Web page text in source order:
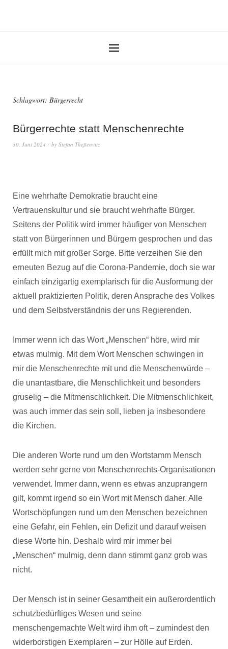
Schlagwort: Bürgerrecht
Bürgerrechte statt Menschenrechte
30. Juni 2024 by Stefan Theßenvitz
Eine wehrhafte Demokratie braucht eine
Vertrauenskultur und sie braucht wehrhafte Bürger.
Seitens der Politik wird immer häufiger von Menschen
statt von Bürgerinnen und Bürgern gesprochen und das
erfüllt mich mit großer Sorge. Bitte verzeihen Sie den
erneuten Bezug auf die Corona-Pandemie, doch sie war
einfach einzigartig exemplarisch für die Ausformung der
aktuell praktizierten Politik, deren Ansprache des Volkes
und dem Selbstverständnis der uns Regierenden.
Immer wenn ich das Wort „Menschen“ höre, wird mir
etwas mulmig. Mit dem Wort Menschen schwingen in
mir die Menschenrechte mit und die Menschenwürde –
die unantastbare, die Menschlichkeit und besonders
gruselig – die Mitmenschlichkeit. Die Mitmenschlichkeit,
was auch immer das sein soll, lieben ja insbesondere
die Kirchen.
Die anderen Worte rund um den Wortstamm Mensch
werden sehr gerne von Menschenrechts-Organisationen
verwendet. Immer dann, wenn es etwas anzuprangern
gilt, kommt irgend so ein Wort mit Mensch daher. Alle
Wortschöpfungen rund um den Menschen bezeichnen
eine Gefahr, ein Fehlen, ein Defizit und darauf weisen
diese Worte hin. Deshalb wird mir immer bei
„Menschen“ mulmig, denn dann stimmt ganz grob was
nicht.
Der Mensch ist in seiner Gesamtheit ein außerordentlich
schutzbedürftiges Wesen und seine
menschengemachte Welt wird ihm oft – zumindest den
widerborstigen Exemplaren – zur Hölle auf Erden.